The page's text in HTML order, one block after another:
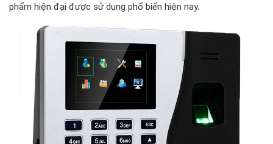
phẩm hiện đại được sử dụng phổ biến hiện nay.